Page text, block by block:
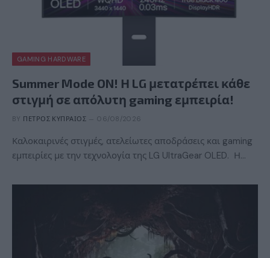
GAMING HARDWARE
Summer Mode ON! Η LG μετατρέπει κάθε
στιγμή σε απόλυτη gaming εμπειρία!
BY ΠΈΤΡΟΣ ΚΥΠΡΑΊΟΣ 06/08/2026
Καλοκαιρινές στιγμές, ατελείωτες αποδράσεις και gaming
εμπειρίες με την τεχνολογία της LG UltraGear OLED. Η…